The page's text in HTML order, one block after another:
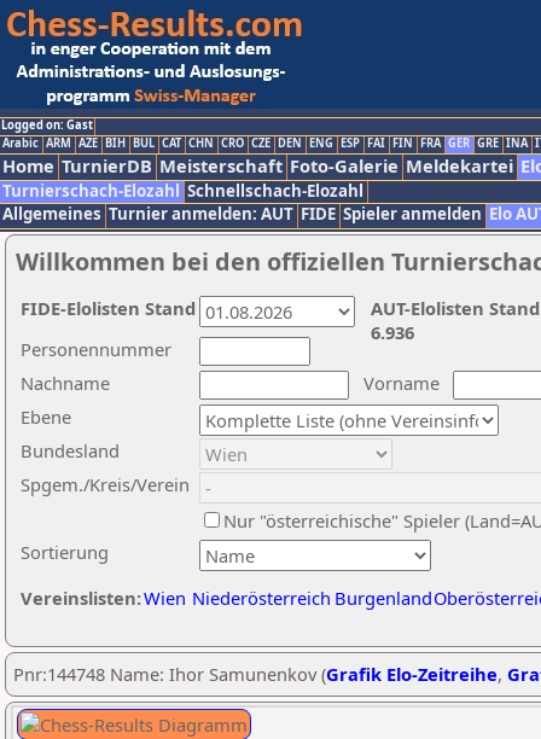
Logged on: Gast
Arabic ARM AZE BIH BUL CAT CHN CRO CZE DEN ENG ESP FAI FIN FRA GER GRE INA
Home TurnierDB Meisterschaft Foto-Galerie Meldekartei
Turnierschach-Elozahl Schnellschach-Elozahl
Allgemeines Turnier anmelden: AUT FIDE Spieler anmelden Elo
Willkommen bei den offiziellen
Nachname
Vorname
Ebene
Sortierung
Personennummer
Bundesland
Spgem./Kreis/Verein
Nur "österreichische" Spieler
Vereinslisten:Wien Niederösterreich Burgenland
AUT-Elolisten
6.936
FIDE-Elolisten Stand
Pnr:144748 Name: Ihor Samunenkov (Grafik Elo-Zeitreihe,